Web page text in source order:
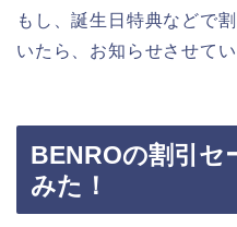
もし、誕生日特典などで
いたら、お知らせさせて
BENROの割引セ
みた！